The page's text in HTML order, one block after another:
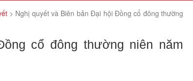
> Nghị quyết và Biên bản Đại hội Đồng cổ đông thường
cổ đông thường niên năm